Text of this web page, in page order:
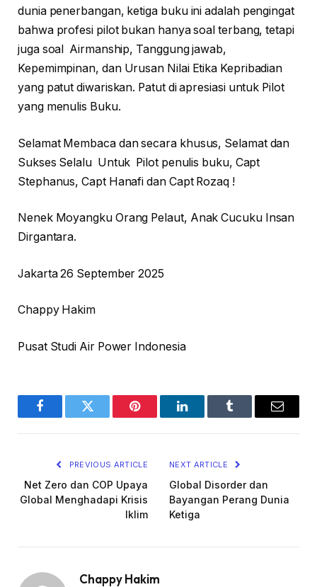
dunia penerbangan, ketiga buku ini adalah pengingat
bahwa profesi pilot bukan hanya soal terbang, tetapi
juga soal Airmanship, Tanggung jawab,
Kepemimpinan, dan Urusan Nilai Etika Kepribadian
yang patut diwariskan. Patut di apresiasi untuk Pilot
yang menulis Buku.
Selamat Membaca dan secara khusus, Selamat dan
Sukses Selalu Untuk Pilot penulis buku, Capt
Stephanus, Capt Hanafi dan Capt Rozaq !
Nenek Moyangku Orang Pelaut, Anak Cucuku Insan
Dirgantara.
Jakarta 26 September 2025
Chappy Hakim
Pusat Studi Air Power Indonesia
FacebookTwitter Pinterest LinkedInTumblr Email
PREVIOUS ARTICLE
Net Zero dan COP Upaya
Global Menghadapi Krisis
Iklim
NEXT ARTICLE
Global Disorder dan
Bayangan Perang Dunia
Ketiga
Chappy Hakim